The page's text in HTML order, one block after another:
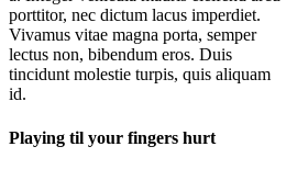
porttitor, nec dictum lacus imperdiet.
Vivamus vitae magna porta, semper
lectus non, bibendum eros. Duis
tincidunt molestie turpis, quis aliquam
id.
Playing til your fingers hurt